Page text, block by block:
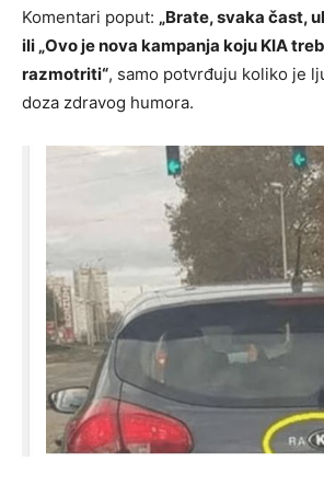
Komentari poput: „Brate, svaka čast,
ili „Ovo je nova kampanja koju KIA
razmotriti“, samo potvrđuju koliko je
doza zdravog humora.